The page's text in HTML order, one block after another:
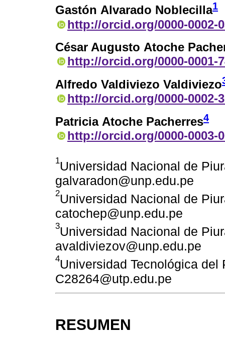
Gastón Alvarado Noblecilla1
http://orcid.org/0000-0002-
César Augusto Atoche
http://orcid.org/0000-0001-
Alfredo Valdiviezo Valdiviezo
http://orcid.org/0000-0002-
Patricia Atoche Pacherres4
http://orcid.org/0000-0003-
1Universidad Nacional de
galvaradon@unp.edu.pe
2Universidad Nacional de
catochep@unp.edu.pe
3Universidad Nacional de
avaldiviezov@unp.edu.pe
4Universidad Tecnológica
C28264@utp.edu.pe
RESUMEN